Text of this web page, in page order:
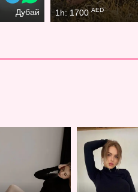
Дубай 1h: 1700AED